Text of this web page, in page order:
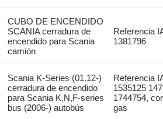
CUBO DE ENCENDIDO
SCANIA cerradura de
encendido para Scania
camión
Referencia
1381796
Scania K-Series (01.12-)
cerradura de encendido
para Scania K,N,F-series
bus (2006-) autobús
Referencia
1535125
1744754,
gas